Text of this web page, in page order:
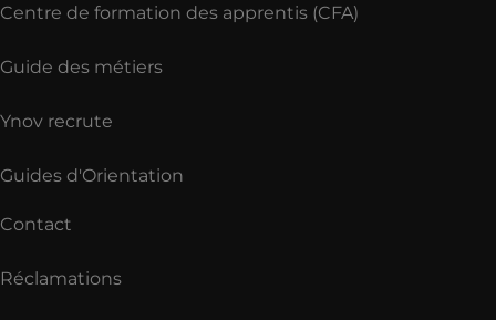
Centre de formation des apprentis (CFA)
Guide des métiers
Ynov recrute
Guides d'Orientation
Contact
Réclamations